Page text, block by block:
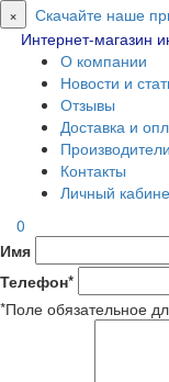
× Скачайте наше
Интернет-магазин
О компании
Новости и
Отзывы
Доставка и
Производители
Контакты
Личный
0
Имя
Телефон*
*Поле обязательное